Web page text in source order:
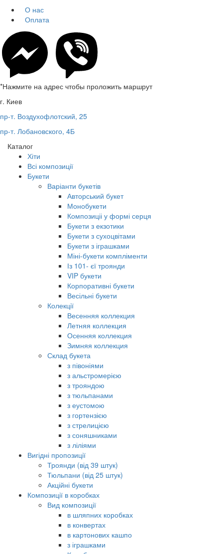
О нас
Оплата
*Нажмите на адрес чтобы проложить маршрут
г. Киев
пр-т. Воздухофлотский, 25
пр-т. Лобановского, 4Б
Каталог
Хіти
Всі композиції
Букети
Варіанти букетів
Авторський букет
Монобукети
Композиціі у формі серця
Букети з екзотики
Букети з сухоцвітами
Букети з іграшками
Міні-букети компліменти
Із 101- єї троянди
VIP букети
Корпоративні букети
Весільні букети
Колекції
Весенняя коллекция
Летняя коллекция
Осенняя коллекция
Зимняя коллекция
Склад букета
з півоніями
з альстромерією
з трояндою
з тюльпанами
з еустомою
з гортензією
з стрелицією
з соняшниками
з ліліями
Вигідні пропозиції
Троянди (від 39 штук)
Тюльпани (від 25 штук)
Акційні букети
Композиції в коробках
Вид композиції
в шляпних коробках
в конвертах
в картонових кашпо
з іграшками